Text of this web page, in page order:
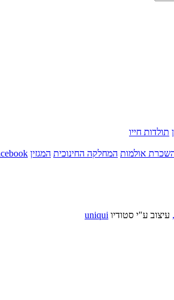
תולדות חייו
אולמות המחלקה החינוכית המגזין
עיצוב ע"י סטודיו uniqui